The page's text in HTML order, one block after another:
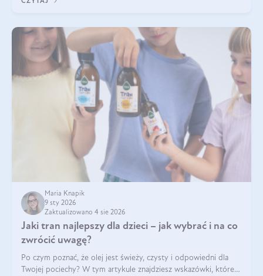
osłabienie włosów.
Maria Knapik
9 sty 2026
Zaktualizowano 4 sie 2026
Jaki tran najlepszy dla dzieci – jak wybrać i na co
zwrócić uwagę?
Po czym poznać, że olej jest świeży, czysty i odpowiedni dla
Twojej pociechy? W tym artykule znajdziesz wskazówki, które